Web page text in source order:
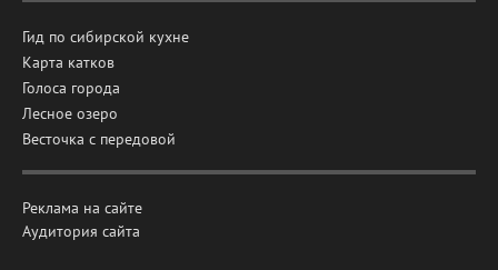
Гид по сибирской кухне
Карта катков
Голоса города
Лесное озеро
Весточка с передовой
Реклама на сайте
Аудитория сайта